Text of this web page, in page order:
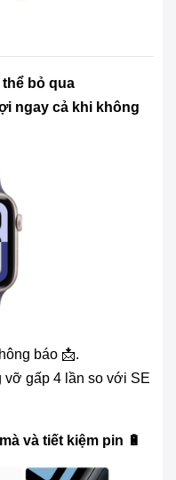
bỏ qua
ngay cả khi không
báo 📩.
vỡ gấp 4 lần so với SE
và tiết kiệm pin 🔋